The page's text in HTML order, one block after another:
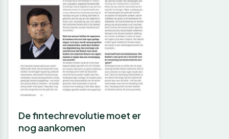
De fintechrevolutie moet er
nog aankomen